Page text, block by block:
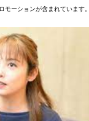
ーションが含まれています。